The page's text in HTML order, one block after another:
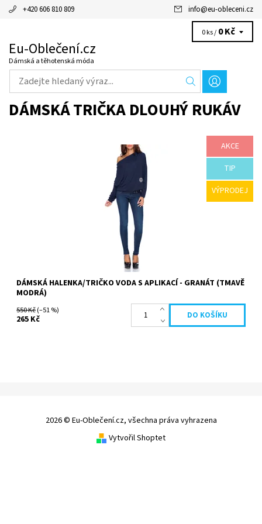
+420 606 810 809 info@eu-obleceni.cz
Eu-Oblečení.cz
Dámská a těhotenská móda
0 ks / 0 Kč
DÁMSKÁ TRIČKA DLOUHÝ RUKÁV
AKCE
TIP
VÝPRODEJ
DÁMSKÁ HALENKA/TRIČKO VODA S APLIKACÍ - GRANÁT (TMAVĚ
MODRÁ)
550 Kč(–51 %)
265 Kč
2026 © Eu-Oblečení.cz, všechna práva vyhrazena
Vytvořil Shoptet